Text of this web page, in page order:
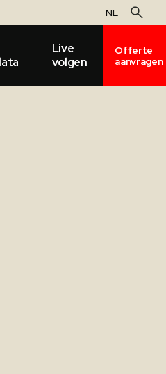
NL
Live
volgen
Offerte
aanvragen